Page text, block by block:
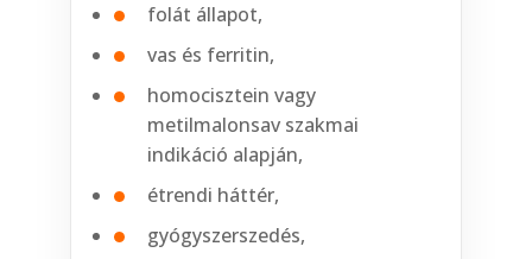
folát állapot,
vas és ferritin,
homocisztein vagy
metilmalonsav szakmai
indikáció alapján,
étrendi háttér,
gyógyszerszedés,